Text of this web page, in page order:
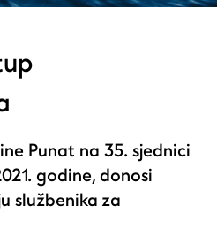
Punat na 35. sjednici
godine, donosi
službenika za